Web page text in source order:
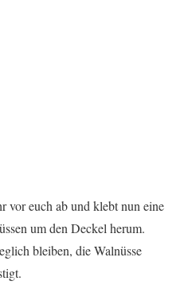
vor euch ab und klebt nun eine
um den Deckel herum.
bleiben, die Walnüsse